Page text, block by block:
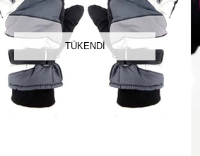
TÜKENDI